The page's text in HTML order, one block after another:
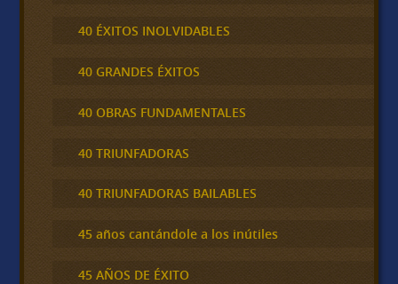
40 ÉXITOS INOLVIDABLES
40 GRANDES ÉXITOS
40 OBRAS FUNDAMENTALES
40 TRIUNFADORAS
40 TRIUNFADORAS BAILABLES
45 años cantándole a los inútiles
45 AÑOS DE ÉXITO